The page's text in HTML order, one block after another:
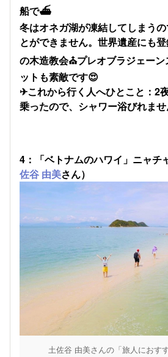
船で⛴️
冬はオネガ湖が凍結してしまう
とができません。​世界遺産にも
の木造教会⛪️プレオブラジェー
ットも素敵です😍
✈これから行く人へひとこと：2
乗ったので、シャワー浴びれま
4：「ベトナムのハワイ」ニャチ
佐谷 由美さん）
土佐谷 由美さんの「旅人におす